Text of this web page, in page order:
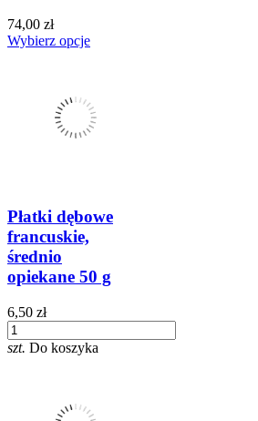
74,00 zł
Wybierz opcje
Płatki dębowe
francuskie,
średnio
opiekane 50 g
6,50 zł
szt. Do koszyka